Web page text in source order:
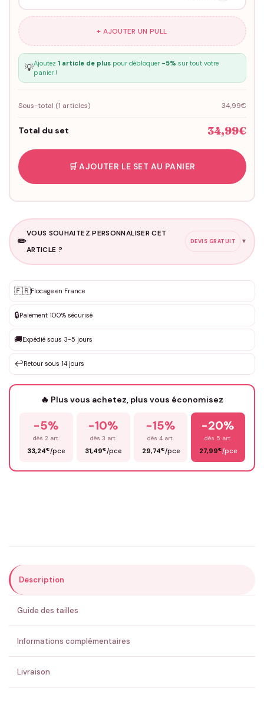
+ AJOUTER UN PULL
💡Ajoutez 1 article de pluspour débloquer -5% sur tout votre
panier !
Sous-total (1 articles) 34,99€
Total du set 34,99€
🛒 AJOUTER LE SET AU PANIER
✏️
VOUS SOUHAITEZ PERSONNALISER CET
ARTICLE ?
DEVIS GRATUIT ▼
✨ Personnalisation sur mesure
DEVIS GRATUIT · Personnalisation de 3 à 10€ selon la demande
Que souhaitez-vous ?*
Votre texte / idée*
Prénom*
ENVOYER MA DEMANDE ✨
💚 Retour sous 24-48h🇫🇷 Flocage en France✅ Validation avant fabrication
🇫🇷Flocage en France
🔒Paiement 100% sécurisé
🚚Expédié sous 3-5 jours
↩️Retour sous 14 jours
🔥 Plus vous achetez, plus vous économisez
-5%
dès 2 art.
33,24€/pce
-10%
dès 3 art.
31,49€/pce
-15%
dès 4 art.
29,74€/pce
-20%
dès 5 art.
27,99€/pce
Description
Guide des tailles
Informations complémentaires
Livraison